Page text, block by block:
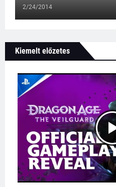
2/24/2014
Kiemelt előzetes